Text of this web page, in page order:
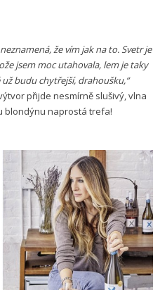
že vím jak na to. Svetr je
jsem moc utahovala, lem je taky
budu chytřejší, drahoušku,“
přijde nesmírně slušivý, vlna
blondýnu naprostá trefa!